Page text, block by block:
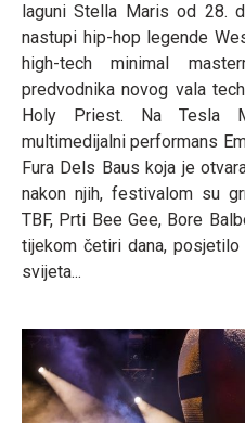
laguni Stella Maris od 28.
nastupi hip-hop legende
high-tech minimal
predvodnika novog vala
Holy Priest. Na Tesla
multimedijalni performans
Fura Dels Baus koja je
nakon njih, festivalom su
TBF, Prti Bee Gee, Bore
tijekom četiri dana,
svijeta...